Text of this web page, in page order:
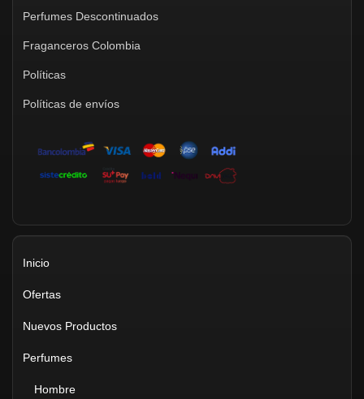
Perfumes Descontinuados
Fraganceros Colombia
Políticas
Políticas de envíos
Inicio
Ofertas
Nuevos Productos
Perfumes
Hombre